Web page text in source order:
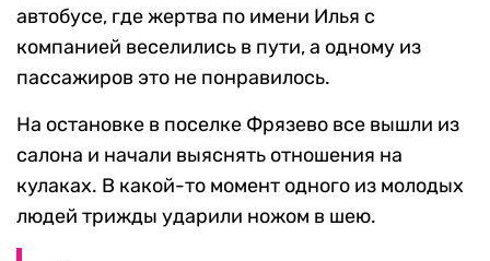
автобусе, где жертва по имени Илья с
компанией веселились в пути, а одному из
пассажиров это не понравилось.
На остановке в поселке Фрязево все вышли из
салона и начали выяснять отношения на
кулаках. В какой-то момент одного из молодых
людей трижды ударили ножом в шею.